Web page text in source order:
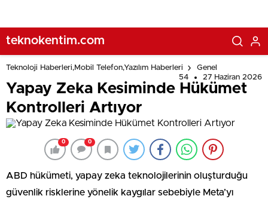
teknokentim.com
Teknoloji Haberleri,Mobil Telefon,Yazılım Haberleri
Genel
54
27 Haziran 2026
Yapay Zeka Kesiminde Hükümet
Kontrolleri Artıyor
0 0
ABD hükümeti, yapay zeka teknolojilerinin oluşturduğu
güvenlik risklerine yönelik kaygılar sebebiyle Meta’yı